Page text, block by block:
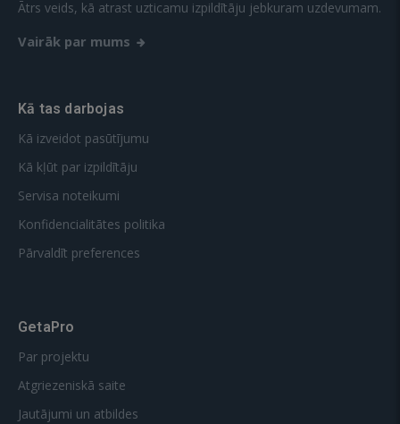
Ātrs veids, kā atrast uzticamu izpildītāju jebkuram uzdevumam.
Vairāk par mums
Kā tas darbojas
Kā izveidot pasūtījumu
Kā kļūt par izpildītāju
Servisa noteikumi
Konfidencialitātes politika
Pārvaldīt preferences
GetaPro
Par projektu
Atgriezeniskā saite
Jautājumi un atbildes